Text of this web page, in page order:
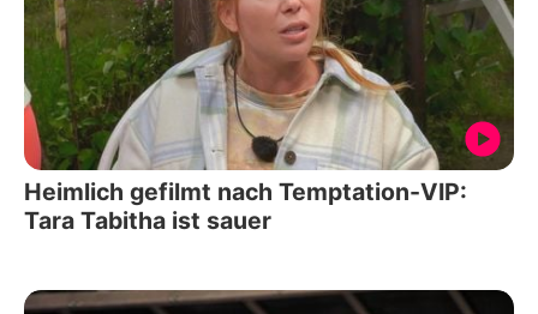
Heimlich gefilmt nach Temptation-VIP:
Tara Tabitha ist sauer